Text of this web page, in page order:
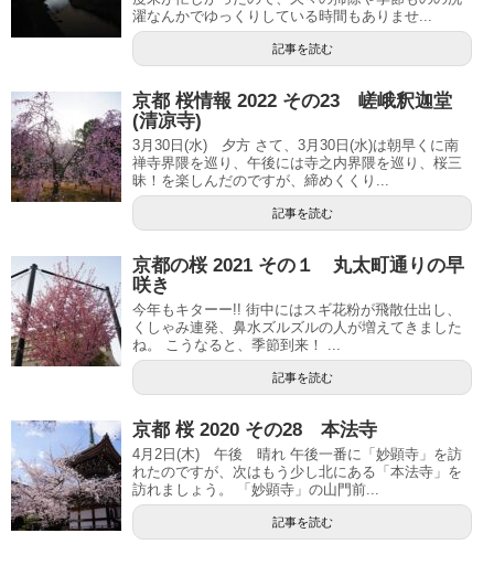
濯なんかでゆっくりしている時間もありませ...
記事を読む
京都 桜情報 2022 その23 嵯峨釈迦堂
(清凉寺)
3月30日(水) 夕方 さて、3月30日(水)は朝早くに南
禅寺界隈を巡り、午後には寺之内界隈を巡り、桜三
昧！を楽しんだのですが、締めくくり...
記事を読む
京都の桜 2021 その１ 丸太町通りの早
咲き
今年もキターー!! 街中にはスギ花粉が飛散仕出し、
くしゃみ連発、鼻水ズルズルの人が増えてきました
ね。 こうなると、季節到来！ ...
記事を読む
京都 桜 2020 その28 本法寺
4月2日(木) 午後 晴れ 午後一番に「妙顕寺」を訪
れたのですが、次はもう少し北にある「本法寺」を
訪れましょう。 「妙顕寺」の山門前...
記事を読む